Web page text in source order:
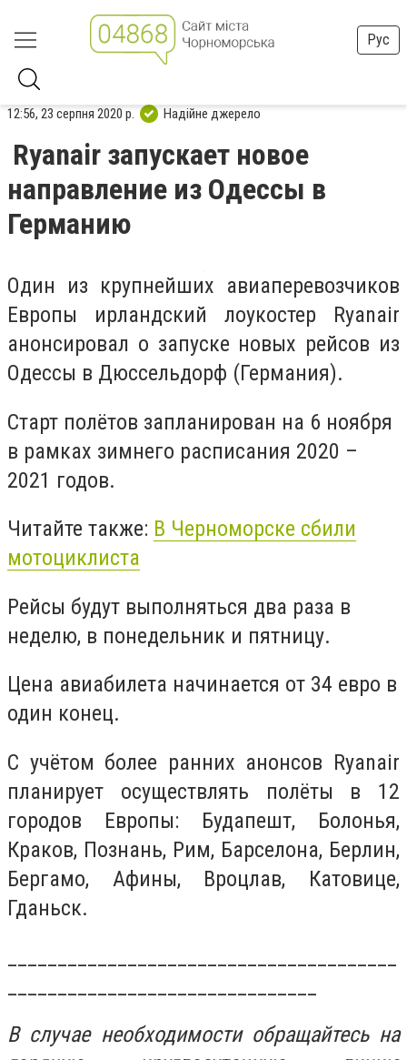
Рус
12:56, 23 серпня 2020 р. Надійне джерело
Ryanair запускает новое
направление из Одессы в
Германию
Один из крупнейших авиаперевозчиков
Европы ирландский лоукостер Ryanair
анонсировал о запуске новых рейсов из
Одессы в Дюссельдорф (Германия).
Старт полётов запланирован на 6 ноября
в рамках зимнего расписания 2020 –
2021 годов.
Читайте также: В Черноморске сбили
мотоциклиста
Рейсы будут выполняться два раза в
неделю, в понедельник и пятницу.
Цена авиабилета начинается от 34 евро в
один конец.
С учётом более ранних анонсов Ryanair
планирует осуществлять полёты в 12
городов Европы: Будапешт, Болонья,
Краков, Познань, Рим, Барселона, Берлин,
Бергамо, Афины, Вроцлав, Катовице,
Гданьск.
В случае необходимости обращайтесь на